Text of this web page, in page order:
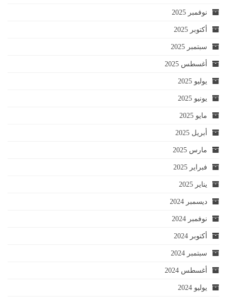
نوفمبر 2025
أكتوبر 2025
سبتمبر 2025
أغسطس 2025
يوليو 2025
يونيو 2025
مايو 2025
أبريل 2025
مارس 2025
فبراير 2025
يناير 2025
ديسمبر 2024
نوفمبر 2024
أكتوبر 2024
سبتمبر 2024
أغسطس 2024
يوليو 2024